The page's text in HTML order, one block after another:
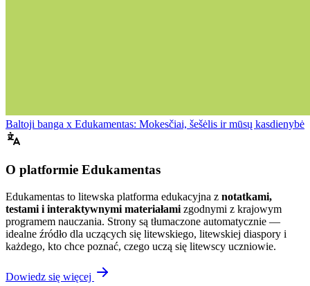
Baltoji banga x Edukamentas: Mokesčiai, šešėlis ir mūsų kasdienybė
O platformie Edukamentas
Edukamentas to litewska platforma edukacyjna z notatkami,
testami i interaktywnymi materiałami zgodnymi z krajowym
programem nauczania. Strony są tłumaczone automatycznie —
idealne źródło dla uczących się litewskiego, litewskiej diaspory i
każdego, kto chce poznać, czego uczą się litewscy uczniowie.
Dowiedz się więcej